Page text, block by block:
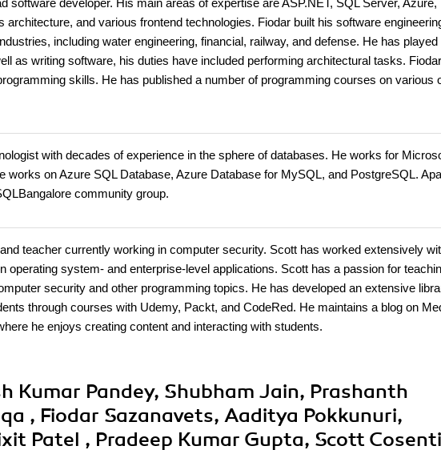
software developer. His main areas of expertise are ASP.NET, SQL Server, Azure,
and various frontend technologies. Fiodar built his software
including water engineering, financial, railway, and defense. He has played
as writing software, his duties have included performing architectural tasks.
skills. He has published a number of programming courses on various
with decades of experience in the sphere of databases. He works for
works on Azure SQL Database, Azure Database for MySQL, and PostgreSQL.
community group.
teacher currently working in computer security. Scott has worked extensively
operating system- and enterprise-level applications. Scott has a passion for
security and other programming topics. He has developed an extensive
through courses with Udemy, Packt, and CodeRed. He maintains a blog on
he enjoys creating content and interacting with students.
Kumar Pandey, Shubham Jain, Prashanth
, Fiodar Sazanavets, Aaditya Pokkunuri,
Patel , Pradeep Kumar Gupta, Scott